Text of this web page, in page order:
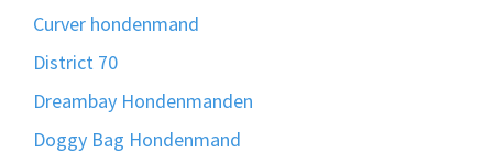
Curver hondenmand
District 70
Dreambay Hondenmanden
Doggy Bag Hondenmand